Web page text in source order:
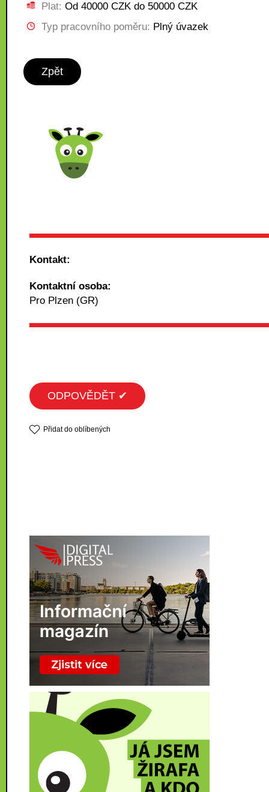
Plat: Od 40000 CZK do 50000 CZK
Typ pracovního poměru: Plný úvazek
Zpět
Kontakt:
Kontaktní osoba:
Pro Plzen (GR)
ODPOVĚDĚT ✔
Přidat do oblíbených